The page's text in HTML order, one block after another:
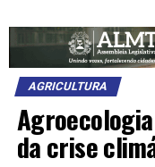
AGRICULTURA
da crise